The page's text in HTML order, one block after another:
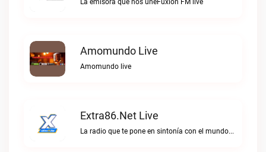
La emisora que nos uneFuxion FM live
Amomundo Live
Amomundo live
Extra86.net Live
La radio que te pone en sintonía con el mundoExtra86.net live